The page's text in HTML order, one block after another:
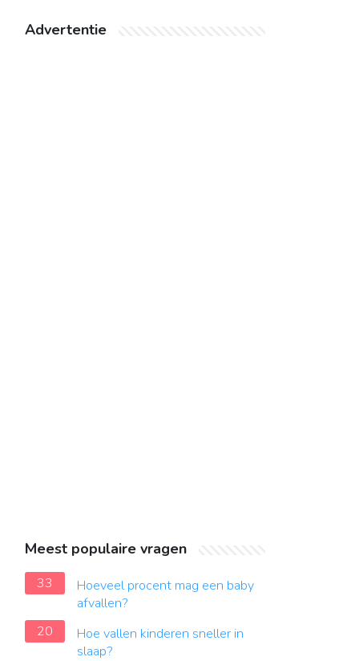
Advertentie
Meest populaire vragen
33
Hoeveel procent mag een baby
afvallen?
20
Hoe vallen kinderen sneller in
slaap?